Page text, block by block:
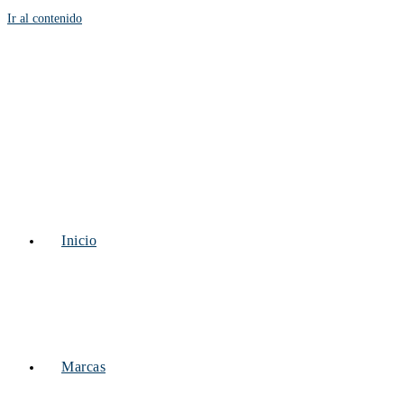
Ir al contenido
Inicio
Marcas